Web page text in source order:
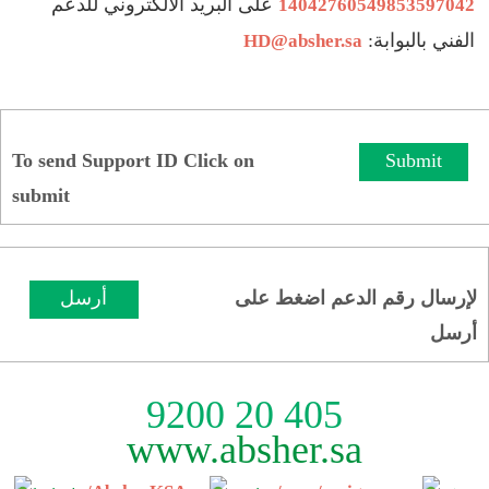
14042760549853597042 على البريد الالكتروني للدعم
الفني بالبوابة:HD@absher.sa
To send Support ID Click on
submit
Submit
لإرسال رقم الدعم اضغط على
أرسل
أرسل
9200 20 405
www.absher.sa